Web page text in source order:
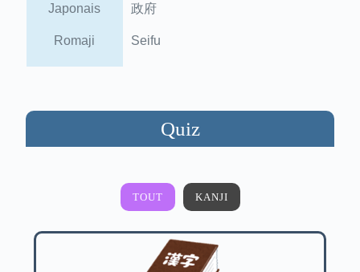
Japonais 政府
Romaji Seifu
Quiz
TOUT KANJI